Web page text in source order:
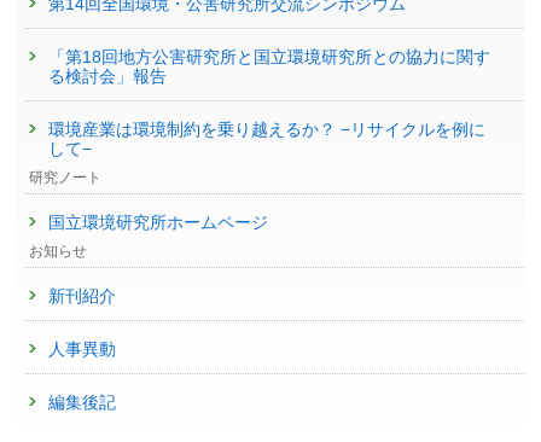
「第18回地方公害研究所と国立環境研究所との協力に関す
る検討会」報告
環境産業は環境制約を乗り越えるか？ −リサイクルを例に
して−
研究ノート
国立環境研究所ホームページ
お知らせ
新刊紹介
人事異動
編集後記